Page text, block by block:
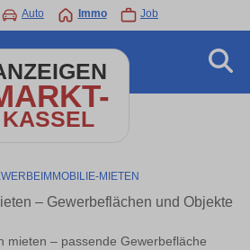
Auto Immo Job
KASSEL
MIETEN
– Gewerbeflächen und Objekte
mieten – passende Gewerbefläche